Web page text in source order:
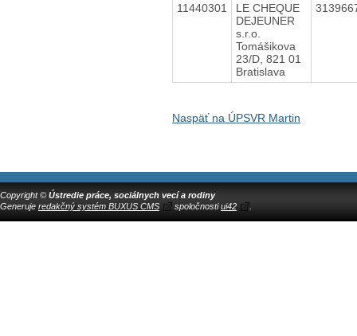
11440301
LE CHEQUE
DEJEUNER
s.r.o.
Tomášikova
23/D, 821 01
Bratislava
Naspäť na ÚPSVR Martin
Copyright © Ústredie práce, sociálnych vecí a rodiny
Generuje redakčný systém BUXUS CMS spoločnostiui42